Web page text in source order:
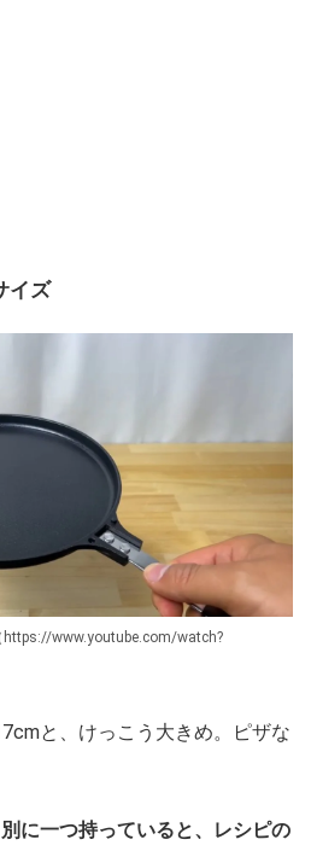
イズ
https://www.youtube.com/watch?
と、けっこう大きめ。ピザな
に一つ持っていると、レシピの